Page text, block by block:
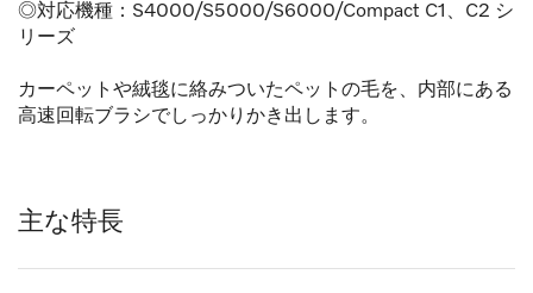
◎対応機種：S4000/S5000/S6000/Compact C1、C2 シ
リーズ
カーペットや絨毯に絡みついたペットの毛を、内部にある
高速回転ブラシでしっかりかき出します。
主な特長